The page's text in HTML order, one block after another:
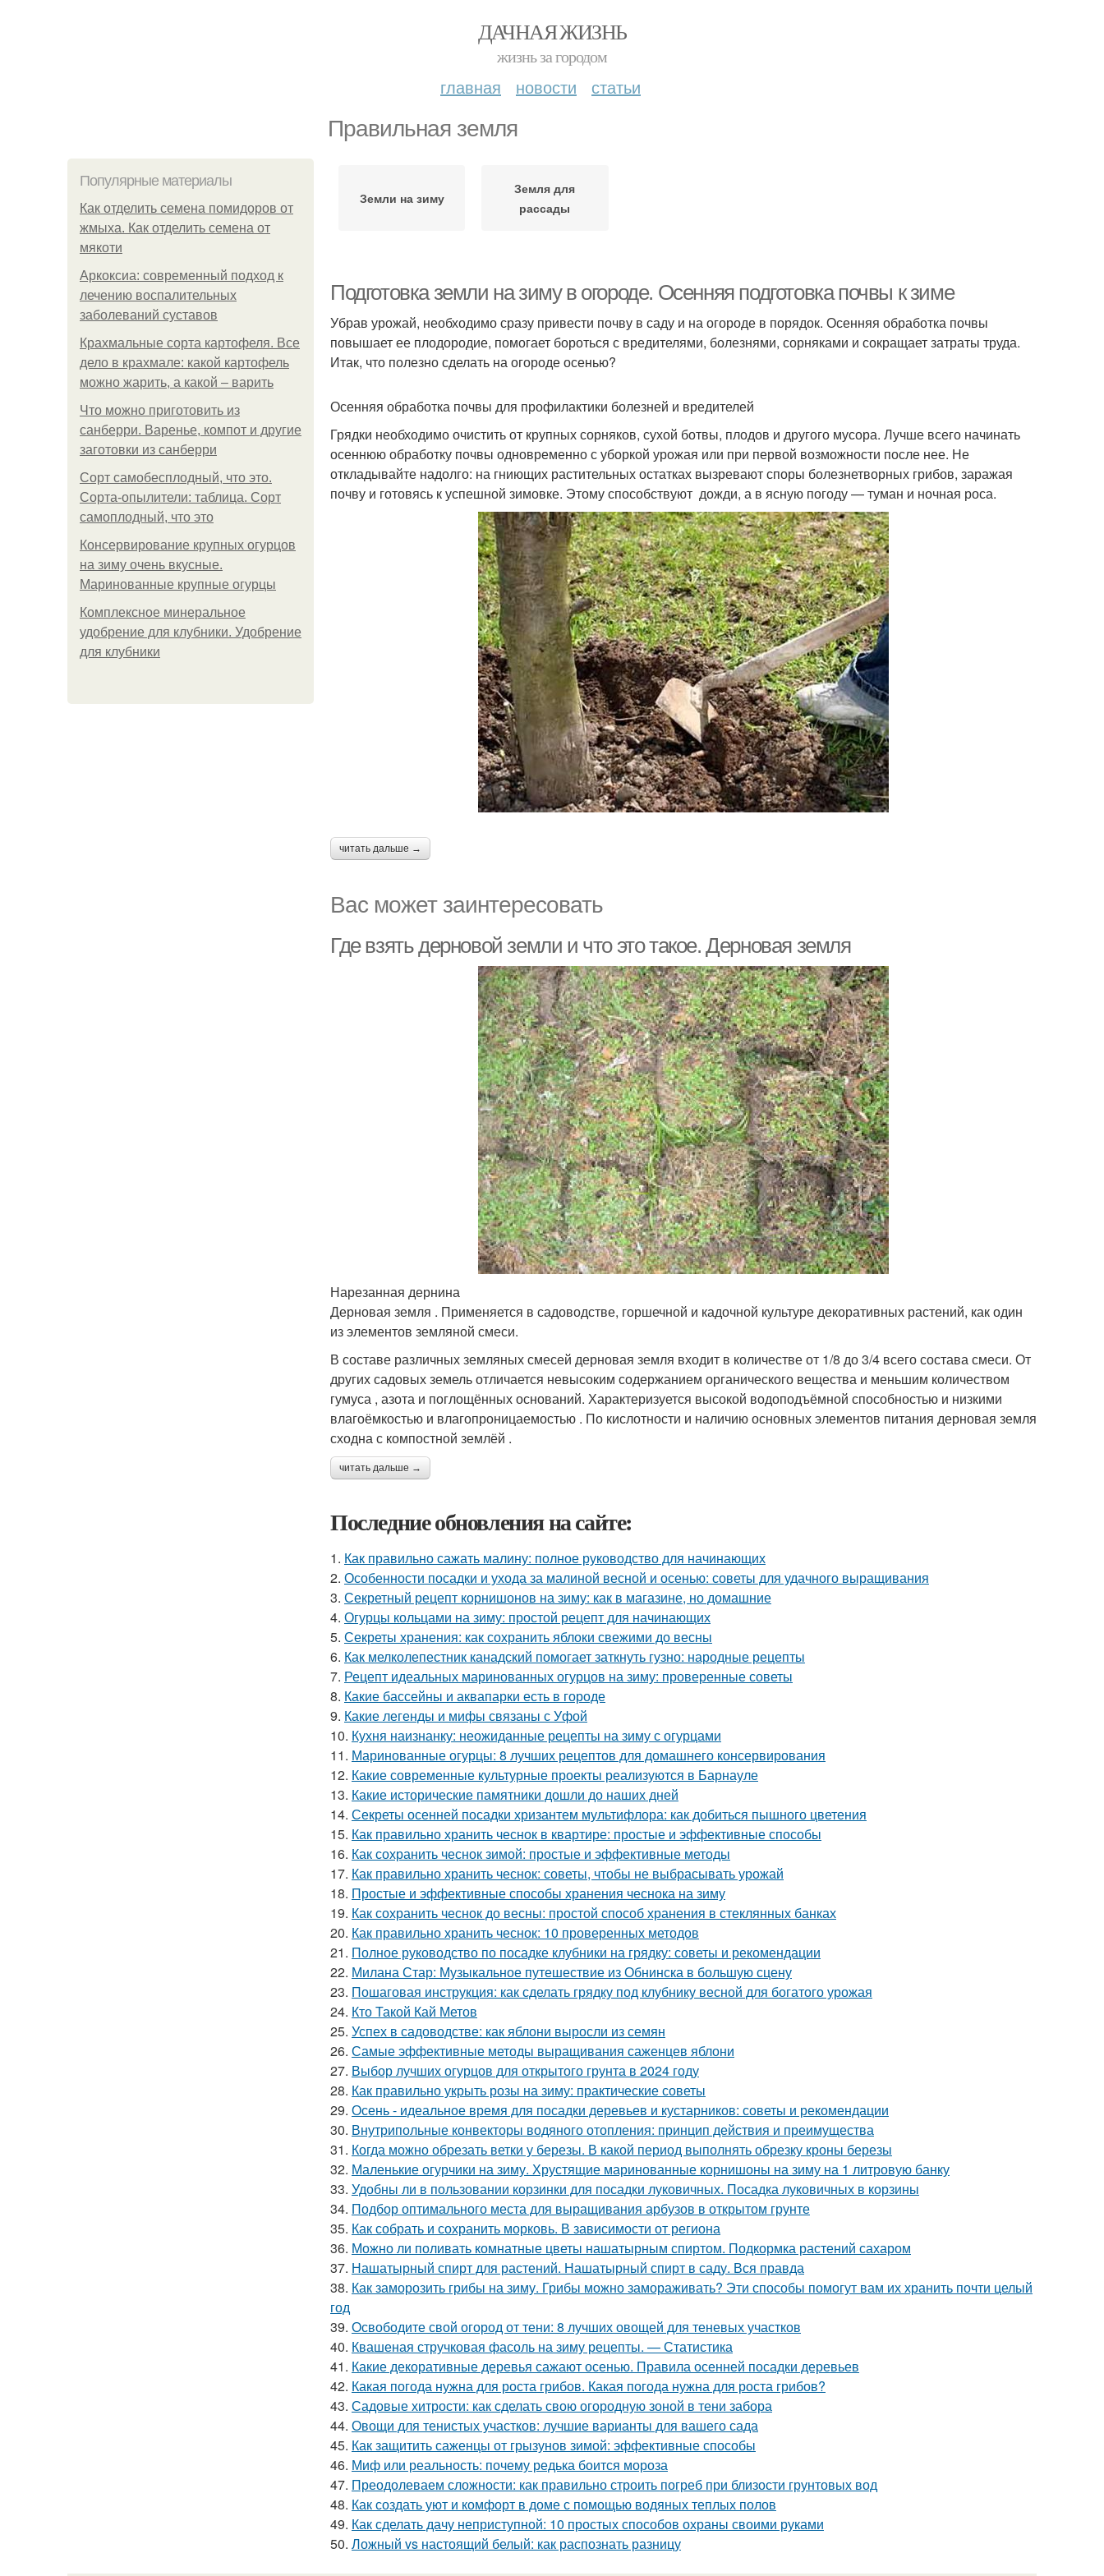
ДАЧНАЯ ЖИЗНЬ
жизнь за городом
главная новости статьи
Правильная земля
Популярные материалы
Как отделить семена помидоров от
жмыха. Как отделить семена от
мякоти
Аркоксиа: современный подход к
лечению воспалительных
заболеваний суставов
Крахмальные сорта картофеля. Все
дело в крахмале: какой картофель
можно жарить, а какой – варить
Что можно приготовить из
санберри. Варенье, компот и другие
заготовки из санберри
Сорт самобесплодный, что это.
Сорта-опылители: таблица. Сорт
самоплодный, что это
Консервирование крупных огурцов
на зиму очень вкусные.
Маринованные крупные огурцы
Комплексное минеральное
удобрение для клубники. Удобрение
для клубники
Земли на зиму
Земля для
рассады
Подготовка земли на зиму в огороде. Осенняя подготовка почвы к зиме
Убрав урожай, необходимо сразу привести почву в саду и на огороде в порядок. Осенняя обработка почвы
повышает ее плодородие, помогает бороться с вредителями, болезнями, сорняками и сокращает затраты труда.
Итак, что полезно сделать на огороде осенью?
Осенняя обработка почвы для профилактики болезней и вредителей
Грядки необходимо очистить от крупных сорняков, сухой ботвы, плодов и другого мусора. Лучше всего начинать
осеннюю обработку почвы одновременно с уборкой урожая или при первой возможности после нее. Не
откладывайте надолго: на гниющих растительных остатках вызревают споры болезнетворных грибов, заражая
почву и готовясь к успешной зимовке. Этому способствуют дожди, а в ясную погоду — туман и ночная роса.
читать дальше →
Вас может заинтересовать
Где взять дерновой земли и что это такое. Дерновая земля
Нарезанная дернина
Дерновая земля . Применяется в садоводстве, горшечной и кадочной культуре декоративных растений, как один
из элементов земляной смеси.
В составе различных земляных смесей дерновая земля входит в количестве от 1/8 до 3/4 всего состава смеси. От
других садовых земель отличается невысоким содержанием органического вещества и меньшим количеством
гумуса , азота и поглощённых оснований. Характеризуется высокой водоподъёмной способностью и низкими
влагоёмкостью и влагопроницаемостью . По кислотности и наличию основных элементов питания дерновая земля
сходна с компостной землёй .
читать дальше →
Последние обновления на сайте:
1. Как правильно сажать малину: полное руководство для начинающих
2. Особенности посадки и ухода за малиной весной и осенью: советы для удачного выращивания
3. Секретный рецепт корнишонов на зиму: как в магазине, но домашние
4. Огурцы кольцами на зиму: простой рецепт для начинающих
5. Секреты хранения: как сохранить яблоки свежими до весны
6. Как мелколепестник канадский помогает заткнуть гузно: народные рецепты
7. Рецепт идеальных маринованных огурцов на зиму: проверенные советы
8. Какие бассейны и аквапарки есть в городе
9. Какие легенды и мифы связаны с Уфой
10. Кухня наизнанку: неожиданные рецепты на зиму с огурцами
11. Маринованные огурцы: 8 лучших рецептов для домашнего консервирования
12. Какие современные культурные проекты реализуются в Барнауле
13. Какие исторические памятники дошли до наших дней
14. Секреты осенней посадки хризантем мультифлора: как добиться пышного цветения
15. Как правильно хранить чеснок в квартире: простые и эффективные способы
16. Как сохранить чеснок зимой: простые и эффективные методы
17. Как правильно хранить чеснок: советы, чтобы не выбрасывать урожай
18. Простые и эффективные способы хранения чеснока на зиму
19. Как сохранить чеснок до весны: простой способ хранения в стеклянных банках
20. Как правильно хранить чеснок: 10 проверенных методов
21. Полное руководство по посадке клубники на грядку: советы и рекомендации
22. Милана Стар: Музыкальное путешествие из Обнинска в большую сцену
23. Пошаговая инструкция: как сделать грядку под клубнику весной для богатого урожая
24. Кто Такой Кай Метов
25. Успех в садоводстве: как яблони выросли из семян
26. Самые эффективные методы выращивания саженцев яблони
27. Выбор лучших огурцов для открытого грунта в 2024 году
28. Как правильно укрыть розы на зиму: практические советы
29. Осень - идеальное время для посадки деревьев и кустарников: советы и рекомендации
30. Внутрипольные конвекторы водяного отопления: принцип действия и преимущества
31. Когда можно обрезать ветки у березы. В какой период выполнять обрезку кроны березы
32. Маленькие огурчики на зиму. Хрустящие маринованные корнишоны на зиму на 1 литровую банку
33. Удобны ли в пользовании корзинки для посадки луковичных. Посадка луковичных в корзины
34. Подбор оптимального места для выращивания арбузов в открытом грунте
35. Как собрать и сохранить морковь. В зависимости от региона
36. Можно ли поливать комнатные цветы нашатырным спиртом. Подкормка растений сахаром
37. Нашатырный спирт для растений. Нашатырный спирт в саду. Вся правда
38. Как заморозить грибы на зиму. Грибы можно замораживать? Эти способы помогут вам их хранить почти целый
год
39. Освободите свой огород от тени: 8 лучших овощей для теневых участков
40. Квашеная стручковая фасоль на зиму рецепты. — Статистика
41. Какие декоративные деревья сажают осенью. Правила осенней посадки деревьев
42. Какая погода нужна для роста грибов. Какая погода нужна для роста грибов?
43. Садовые хитрости: как сделать свою огородную зоной в тени забора
44. Овощи для тенистых участков: лучшие варианты для вашего сада
45. Как защитить саженцы от грызунов зимой: эффективные способы
46. Миф или реальность: почему редька боится мороза
47. Преодолеваем сложности: как правильно строить погреб при близости грунтовых вод
48. Как создать уют и комфорт в доме с помощью водяных теплых полов
49. Как сделать дачу неприступной: 10 простых способов охраны своими руками
50. Ложный vs настоящий белый: как распознать разницу